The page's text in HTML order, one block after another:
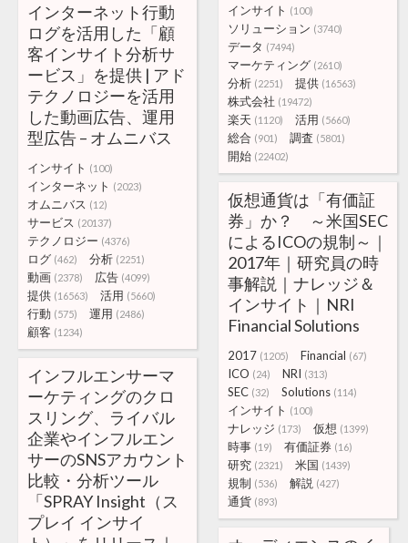
インサイト (100)
ソリューション (3740)
データ (7494)
マーケティング (2610)
分析 (2251) 提供 (16563)
株式会社 (19472)
楽天 (1120) 活用 (5660)
総合 (901) 調査 (5801)
開始 (22402)
インターネット行動
ログを活用した「顧
客インサイト分析サ
ービス」を提供 | アド
テクノロジーを活用
した動画広告、運用
型広告 – オムニバス
インサイト (100)
インターネット (2023)
オムニバス (12)
サービス (20137)
テクノロジー (4376)
ログ (462) 分析 (2251)
動画 (2378) 広告 (4099)
提供 (16563) 活用 (5660)
行動 (575) 運用 (2486)
顧客 (1234)
仮想通貨は「有価証
券」か？ ～米国SEC
によるICOの規制～｜
2017年｜研究員の時
事解説｜ナレッジ＆
インサイト｜NRI
Financial Solutions
2017 (1205) Financial (67)
ICO (24) NRI (313)
SEC (32) Solutions (114)
インサイト (100)
ナレッジ (173) 仮想 (1399)
時事 (19) 有価証券 (16)
研究 (2321) 米国 (1439)
規制 (536) 解説 (427)
通貨 (893)
インフルエンサーマ
ーケティングのクロ
スリング、ライバル
企業やインフルエン
サーのSNSアカウント
比較・分析ツール
「SPRAY Insight（ス
プレイ インサイ